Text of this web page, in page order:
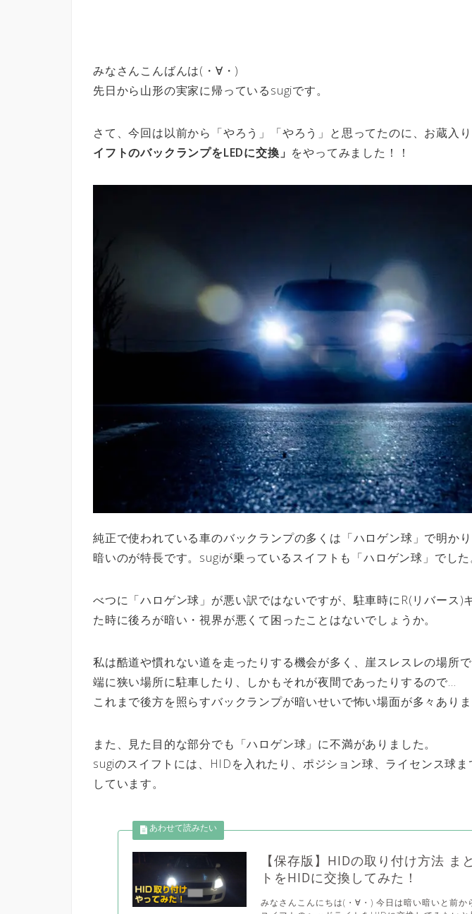
みなさんこんばんは(・∀・)
先日から山形の実家に帰っているsugiです。
さて、今回は以前から「やろう」「やろう」と思ってたのに、お蔵入
イフトのバックランプをLEDに交換」 をやってみました！！
純正で使われている車のバックランプの多くは「ハロゲン球」で明か
暗いのが特長です。sugiが乗っているスイフトも「ハロゲン球」でした
べつに「ハロゲン球」が悪い訳ではないですが、駐車時にR(リバース)
た時に後ろが暗い・視界が悪くて困ったことはないでしょうか。
私は酷道や慣れない道を走ったりする機会が多く、崖スレスレの場所
端に狭い場所に駐車したり、しかもそれが夜間であったりするので…
これまで後方を照らすバックランプが暗いせいで怖い場面が多々ありま
また、見た目的な部分でも「ハロゲン球」に不満がありました。
sugiのスイフトには、HIDを入れたり、ポジション球、ライセンス球ま
しています。
【保存版】HIDの取り付け方法 ま
トをHIDに交換してみた！
みなさんこんにちは(・∀・) 今日は暗い暗いと前か